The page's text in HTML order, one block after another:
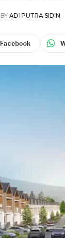
BY ADI PUTRA SIDIN
Facebook